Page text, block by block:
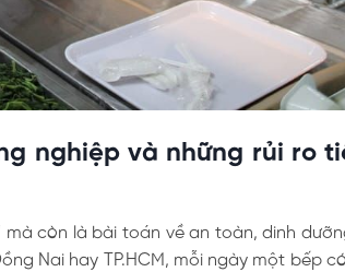
nghiệp và những rủi ro
mà còn là bài toán về an toàn, dinh
Nai hay TP.HCM, mỗi ngày một bếp